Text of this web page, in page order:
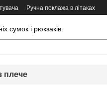
Ручна поклажа в літаках
сумок і рюкзаків.
плече